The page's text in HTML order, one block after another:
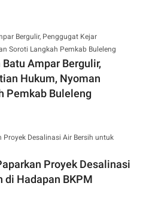
Ampar Bergulir,
Hukum, Nyoman
Pemkab Buleleng
Proyek Desalinasi
di Hadapan BKPM